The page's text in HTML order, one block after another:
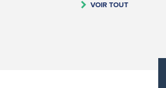
VOIR TOUT